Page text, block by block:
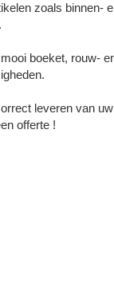
zoals binnen-
boeket, rouw-
leveren van uw
offerte !